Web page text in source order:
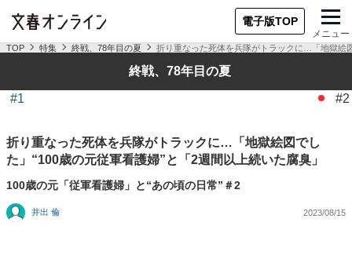
電子版TOP
メニュー
TOP 特集 終戦、78年目の夏 折り重なった死体を兵隊がトラックに…「地獄絵
終戦、78年目の夏
#1 #2
折り重なった死体を兵隊がトラックに…「地獄絵図でし
た」“100歳の元従軍看護婦”と「2週間以上続いた腐臭」
100歳の元「従軍看護婦」と“あの頃の日常”＃2
井出 倫 2023/08/15